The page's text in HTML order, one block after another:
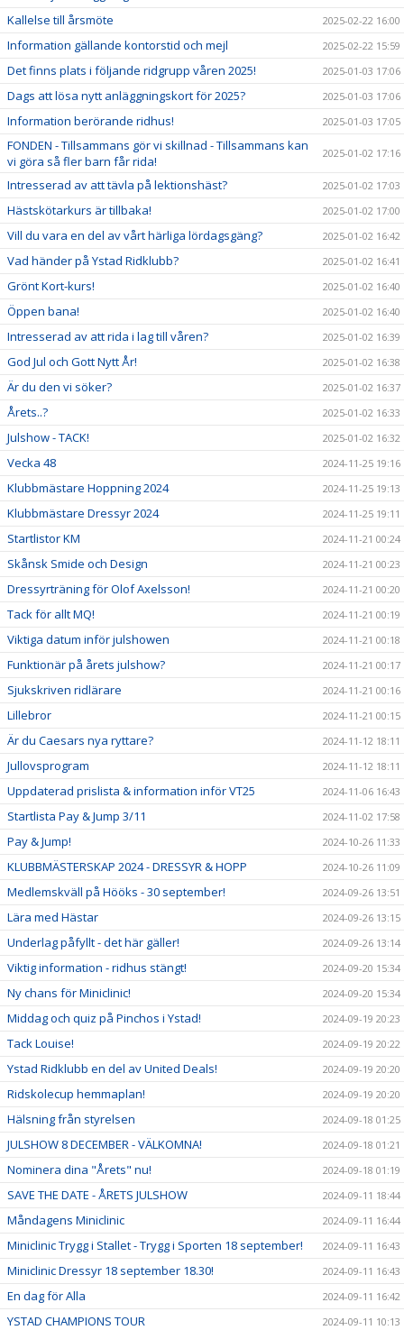
Kallelse till årsmöte 2025-02-22 16:00
Information gällande kontorstid och mejl 2025-02-22 15:59
Det finns plats i följande ridgrupp våren 2025! 2025-01-03 17:06
Dags att lösa nytt anläggningskort för 2025? 2025-01-03 17:06
Information berörande ridhus! 2025-01-03 17:05
FONDEN - Tillsammans gör vi skillnad - Tillsammans kan
vi göra så fler barn får rida!
2025-01-02 17:16
Intresserad av att tävla på lektionshäst? 2025-01-02 17:03
Hästskötarkurs är tillbaka! 2025-01-02 17:00
Vill du vara en del av vårt härliga lördagsgäng? 2025-01-02 16:42
Vad händer på Ystad Ridklubb? 2025-01-02 16:41
Grönt Kort-kurs! 2025-01-02 16:40
Öppen bana! 2025-01-02 16:40
Intresserad av att rida i lag till våren? 2025-01-02 16:39
God Jul och Gott Nytt År! 2025-01-02 16:38
Är du den vi söker? 2025-01-02 16:37
Årets..? 2025-01-02 16:33
Julshow - TACK! 2025-01-02 16:32
Vecka 48 2024-11-25 19:16
Klubbmästare Hoppning 2024 2024-11-25 19:13
Klubbmästare Dressyr 2024 2024-11-25 19:11
Startlistor KM 2024-11-21 00:24
Skånsk Smide och Design 2024-11-21 00:23
Dressyrträning för Olof Axelsson! 2024-11-21 00:20
Tack för allt MQ! 2024-11-21 00:19
Viktiga datum inför julshowen 2024-11-21 00:18
Funktionär på årets julshow? 2024-11-21 00:17
Sjukskriven ridlärare 2024-11-21 00:16
Lillebror 2024-11-21 00:15
Är du Caesars nya ryttare? 2024-11-12 18:11
Jullovsprogram 2024-11-12 18:11
Uppdaterad prislista & information inför VT25 2024-11-06 16:43
Startlista Pay & Jump 3/11 2024-11-02 17:58
Pay & Jump! 2024-10-26 11:33
KLUBBMÄSTERSKAP 2024 - DRESSYR & HOPP 2024-10-26 11:09
Medlemskväll på Hööks - 30 september! 2024-09-26 13:51
Lära med Hästar 2024-09-26 13:15
Underlag påfyllt - det här gäller! 2024-09-26 13:14
Viktig information - ridhus stängt! 2024-09-20 15:34
Ny chans för Miniclinic! 2024-09-20 15:34
Middag och quiz på Pinchos i Ystad! 2024-09-19 20:23
Tack Louise! 2024-09-19 20:22
Ystad Ridklubb en del av United Deals! 2024-09-19 20:20
Ridskolecup hemmaplan! 2024-09-19 20:20
Hälsning från styrelsen 2024-09-18 01:25
JULSHOW 8 DECEMBER - VÄLKOMNA! 2024-09-18 01:21
Nominera dina "Årets" nu! 2024-09-18 01:19
SAVE THE DATE - ÅRETS JULSHOW 2024-09-11 18:44
Måndagens Miniclinic 2024-09-11 16:44
Miniclinic Trygg i Stallet - Trygg i Sporten 18 september! 2024-09-11 16:43
Miniclinic Dressyr 18 september 18.30! 2024-09-11 16:43
En dag för Alla 2024-09-11 16:42
YSTAD CHAMPIONS TOUR 2024-09-11 10:13